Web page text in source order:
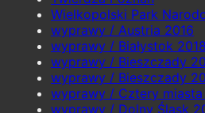
Wielkopolski Park
wyprawy / Austria 2016
wyprawy / Białystok 2018
wyprawy / Bieszczady
wyprawy / Bieszczady
wyprawy / Cztery miasta
wyprawy / Dolny Śląsk